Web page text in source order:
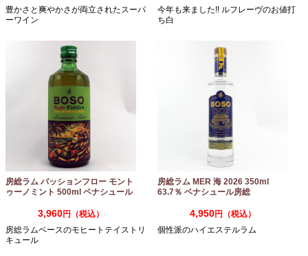
豊かさと爽やかさが両立されたスーパ
ーワイン
今年も来ました!! ルフレーヴのお値打
ち白
房総ラム パッションフロー モント
ゥーノミント 500ml ペナシュール
3,960円（税込）
房総ラムベースのモヒートテイストリ
キュール
房総ラム MER 海 2026 350ml
63.7％ ベナシュール房総
4,950円（税込）
個性派のハイエステルラム